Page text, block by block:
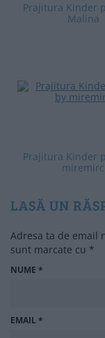
Prajitura Kinder
Malina
Prajitura Kinder
miremirc
LASĂ UN
Adresa ta de email
sunt marcate cu *
NUME *
EMAIL*